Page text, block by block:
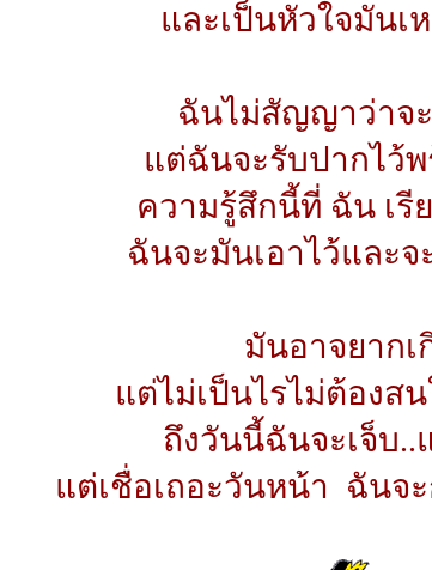
และเป็นหัวใจมันเ
ฉันไม่สัญญาว่าจะ
แต่ฉันจะรับปากไว้พ
ความรู้สึกนี้ที่ ฉัน เรี
ฉันจะมันเอาไว้และจ
มันอาจยากเ
แต่ไม่เป็นไรไม่ต้องส
ถึงวันนี้ฉันจะเจ็บ..
แต่เชื่อเถอะวันหน้า ฉันจ